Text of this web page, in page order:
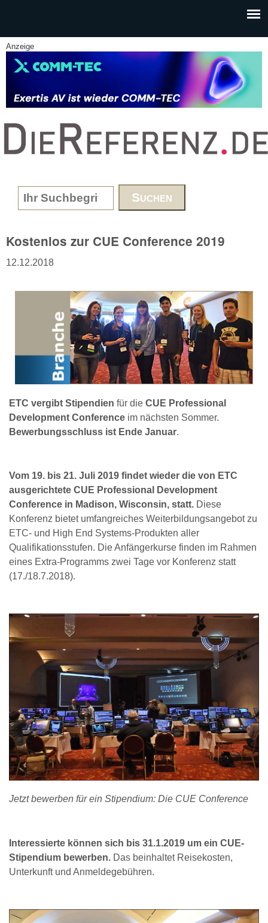
Anzeige
www.DieReferenz.de
Search form
Kostenlos zur CUE Conference 2019
12.12.2018
ETC vergibt Stipendien für die CUE Professional
Development Conference im nächsten Sommer.
Bewerbungsschluss ist Ende Januar.
Vom 19. bis 21. Juli 2019 findet wieder die von ETC
ausgerichtete CUE Professional Development
Conference in Madison, Wisconsin, statt. Diese
Konferenz bietet umfangreiches Weiterbildungsangebot zu
ETC- und High End Systems-Produkten aller
Qualifikationsstufen. Die Anfängerkurse finden im Rahmen
eines Extra-Programms zwei Tage vor Konferenz statt
(17./18.7.2018).
Jetzt bewerben für ein Stipendium: Die CUE Conference
Interessierte können sich bis 31.1.2019 um ein CUE-
Stipendium bewerben. Das beinhaltet Reisekosten,
Unterkunft und Anmeldegebühren.